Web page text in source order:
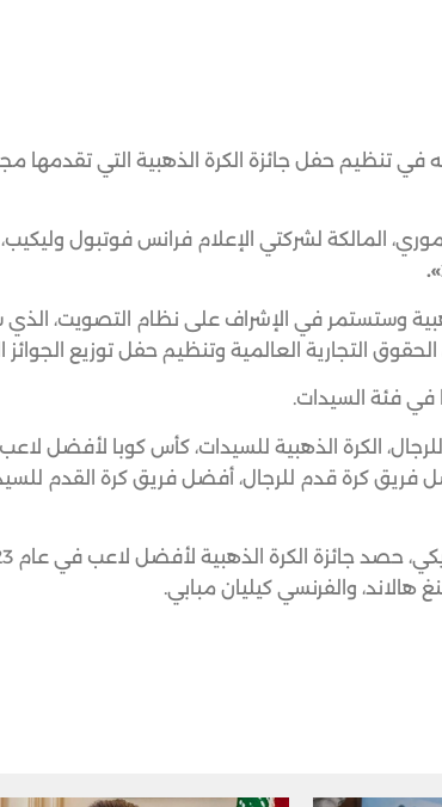
في تنظيم حفل جائزة الكرة الذهبية التي تقدمها
المالكة لشركتي الإعلام فرانس فوتبول
».
وستستمر في الإشراف على نظام التصويت،
التجارية العالمية وتنظيم حفل توزيع الجوائز
في فئة السيدات.
للرجال، الكرة الذهبية للسيدات، كأس كوبا لأفضل
فريق كرة قدم للرجال، أفضل فريق كرة القدم
هالاند، والفرنسي كيليان مبابي.